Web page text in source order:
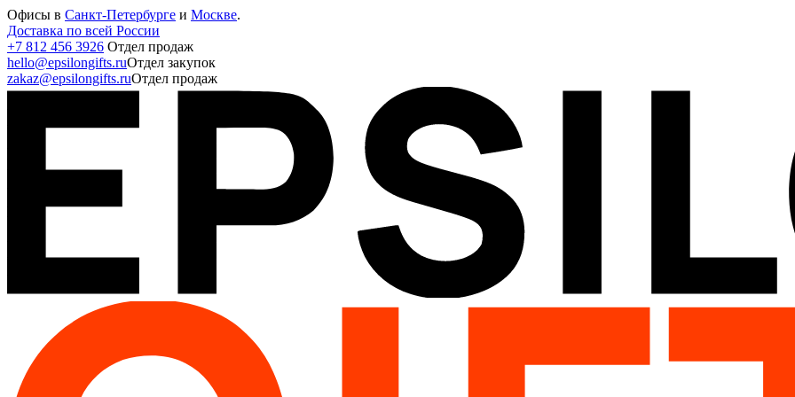
Офисы в Санкт-Петербурге и Москве.
Доставка по всей России
+7 812 456 3926 Отдел продаж
hello@epsilongifts.ruОтдел закупок
zakaz@epsilongifts.ruОтдел продаж